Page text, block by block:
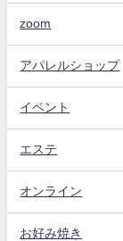
zoom
アパレルショップ
イベント
エステ
オンライン
お好み焼き